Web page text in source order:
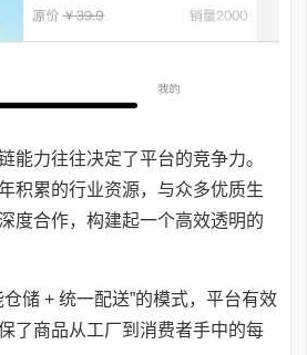
能力往往决定了平台的竞争力。
积累的行业资源，与众多优质生
度合作，构建起一个高效透明的
储 + 统一配送”的模式，平台有效
了商品从工厂到消费者手中的每